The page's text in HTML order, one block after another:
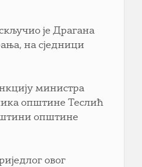
је Драгана
на сједници
министра
општине Теслић
општине
овог